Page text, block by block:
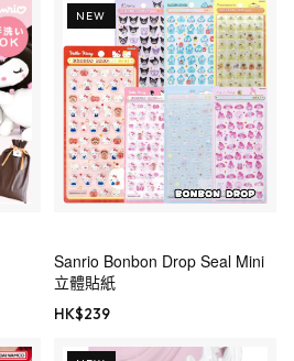
NEW
Sanrio Bonbon Drop Seal Mini
立體貼紙
HK$239